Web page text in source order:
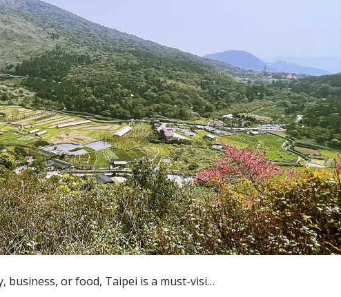
business, or food, Taipei is a must-visi…